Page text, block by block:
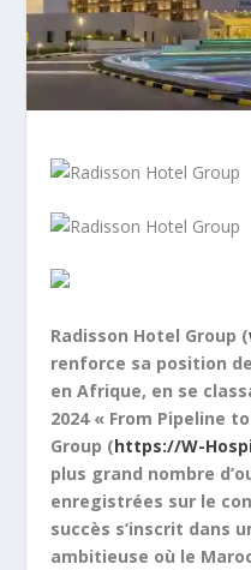
Radisson Hotel Group (
renforce sa position
en Afrique, en se
2024 « From Pipeline
Group (https://W-
plus grand nombre
enregistrées sur le
succès s’inscrit dans
ambitieuse où le